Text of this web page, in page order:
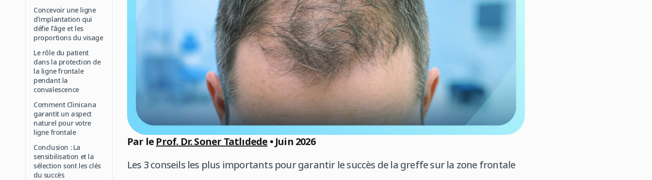
Concevoir une ligne
d’implantation qui
défie l’âge et les
proportions du visage
Le rôle du patient
dans la protection de
la ligne frontale
pendant la
convalescence
Comment Clinicana
garantit un aspect
naturel pour votre
ligne frontale
Conclusion : La
sensibilisation et la
sélection sont les clés
du succès
Par le Prof. Dr. Soner Tatlıdede • Juin 2026
Les 3 conseils les plus importants pour garantir le succès de la greffe sur la zone frontale